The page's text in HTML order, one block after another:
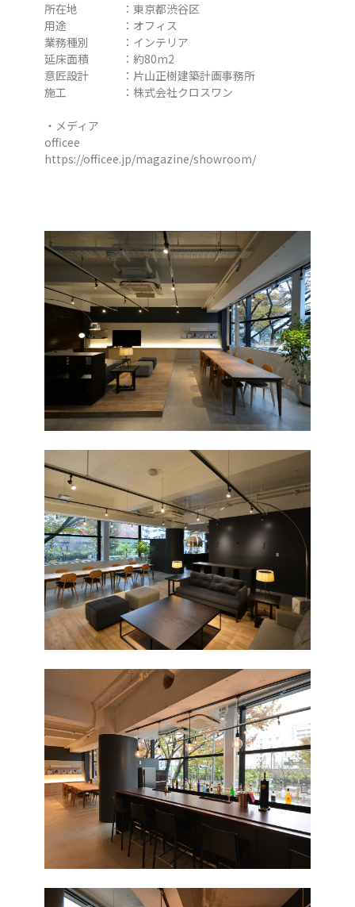
TOP
CONCEPT
WORKFLOW
REVIEW
ABOUTUS
CONTACT
所在地 ：東京都渋谷区
用途 ：オフィス
業務種別 ：インテリア
延床面積 ：約80m2
意匠設計 ：片山正樹建築計画事務所
施工 ：株式会社クロスワン
・メディア
officee
https://officee.jp/magazine/showroom/